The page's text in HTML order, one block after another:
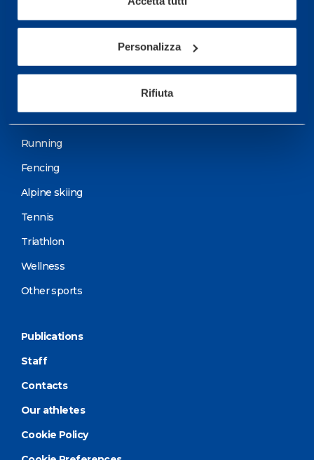
Personalizza
Rifiuta
Sport
Cycling and MTB
Running
Fencing
Alpine skiing
Tennis
Triathlon
Wellness
Other sports
Publications
Staff
Contacts
Our athletes
Cookie Policy